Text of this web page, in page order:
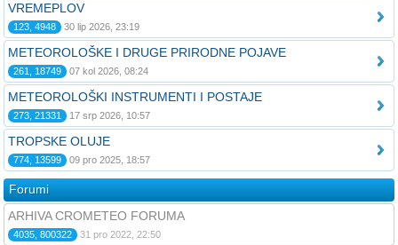
VREMEPLOV
123, 4948 30 lip 2026, 23:19
METEOROLOŠKE I DRUGE PRIRODNE POJAVE
261, 18749 07 kol 2026, 08:24
METEOROLOŠKI INSTRUMENTI I POSTAJE
273, 21331 17 srp 2026, 10:57
TROPSKE OLUJE
774, 13599 09 pro 2025, 18:57
Forumi
ARHIVA CROMETEO FORUMA
4035, 800322 31 pro 2022, 22:50